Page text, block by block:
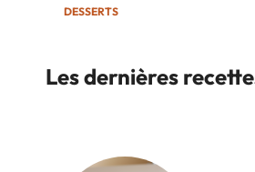
DESSERTS
Les dernières